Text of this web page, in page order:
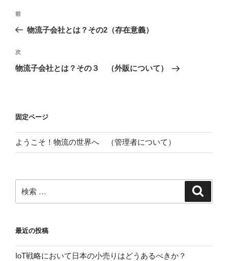
投
ビ
ゲ
ン
過
去
投
稿
前
物流子会社とは？その2（存在意義）
次
の
次
物流子会社とは？その３ （外販について）
固定ページ
ようこそ！物流の世界へ （管理者について）
索:
最近の投稿
IoT戦略において日本の小売りはどうあるべきか？